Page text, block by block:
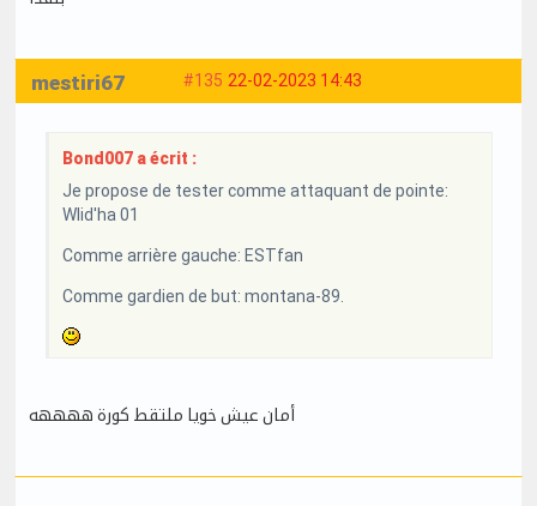
#135 22-02-2023 14:43
mestiri67
Bond007 a écrit :
Je propose de tester comme attaquant de pointe:
Wlid'ha 01
Comme arrière gauche: ESTfan
Comme gardien de but: montana-89.
أمان عيش خويا ملتقط كورة ههههه